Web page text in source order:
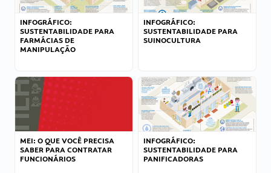
INFOGRÁFICO:
SUSTENTABILIDADE PARA
FARMÁCIAS DE
MANIPULAÇÃO
INFOGRÁFICO:
SUSTENTABILIDADE PARA
SUINOCULTURA
MEI: O QUE VOCÊ PRECISA
SABER PARA CONTRATAR
FUNCIONÁRIOS
INFOGRÁFICO:
SUSTENTABILIDADE PARA
PANIFICADORAS